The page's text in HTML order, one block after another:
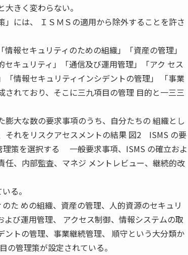
きく変わらない。
には、 ＩＳＭＳの適用から除外することを許さ
報セキュリティのための組織」「資産の管理」
セキュリティ」「通信及び運用管理」「アク セス
情報セキュリティインシデントの管理」 「事業
れており、そこに三九項目の管理 目的と一三三
大な数の要求事項のうち、自分たちの 組織とし
それをリスクアセスメントの結果 図2 ISMS の要
策を選択する 一般要求事項、ISMS の確立およ
、内部監査、マネジ メントレビュー、継続的改
る。
た めの組織、資産の管理、人的資源のセキュリ
び運用管理、 アクセス制御、情報システムの取
トの管理、事業継続管理、 順守という大分類か
の管理策が設定されている。